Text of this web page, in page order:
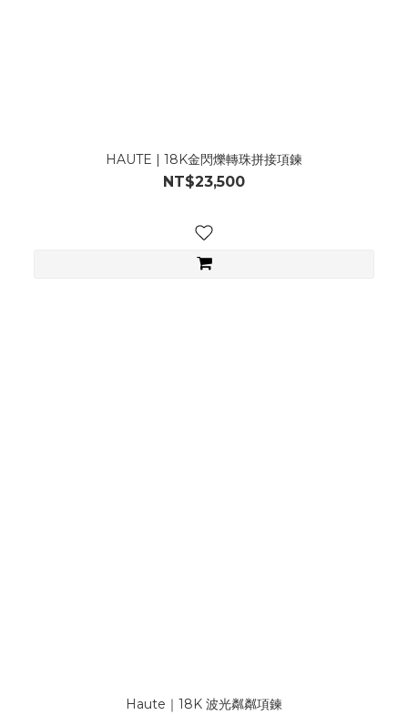
HAUTE | 18K金閃爍轉珠拼接項鍊
NT$23,500
Haute｜18K 波光粼粼項鍊